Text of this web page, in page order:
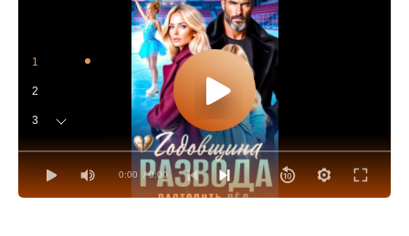
0:00 / 0:00
1
2
3
4